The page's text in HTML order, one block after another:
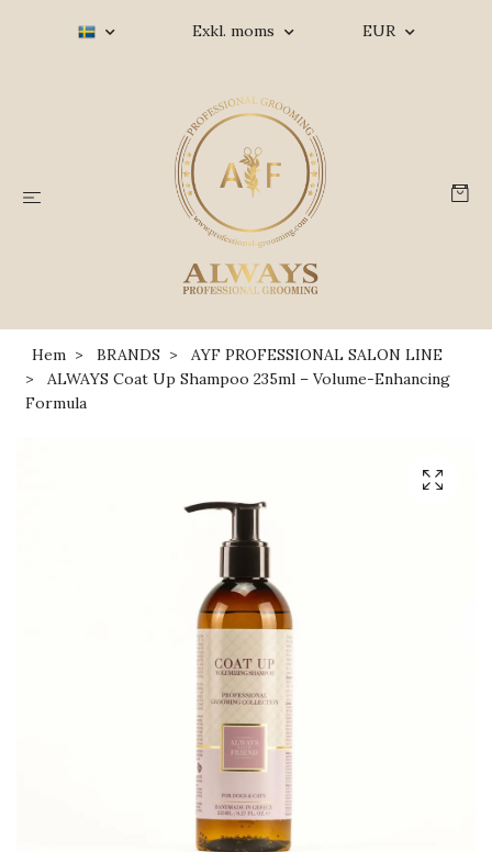
Exkl. moms EUR
Hem BRANDS
AYF PROFESSIONAL SALON LINE
ALWAYS Coat Up Shampoo 235ml – Volume-Enhancing
Formula